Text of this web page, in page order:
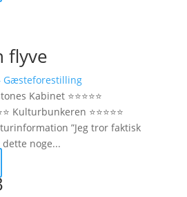
flyve
Gæsteforestilling
Kabinet ⭐️⭐️⭐️⭐️⭐️
Kulturbunkeren ⭐️⭐️⭐️⭐️⭐️
”Jeg tror faktisk
noge...